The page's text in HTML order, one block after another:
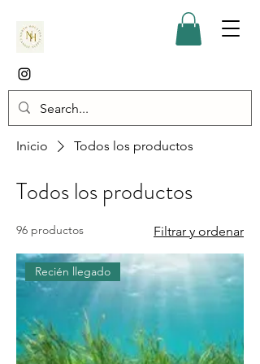
Inicio Todos los productos
Todos los productos
96 productos Filtrar y ordenar
Recién llegado